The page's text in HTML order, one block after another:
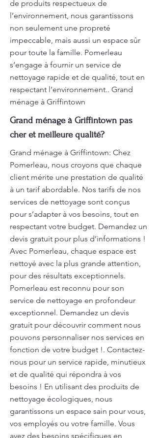
de produits respectueux de
l’environnement, nous garantissons
non seulement une propreté
impeccable, mais aussi un espace sûr
pour toute la famille. Pomerleau
s’engage à fournir un service de
nettoyage rapide et de qualité, tout en
respectant l’environnement.. Grand
ménage à Griffintown
Grand ménage à Griffintown pas
cher et meilleure qualité?
Grand ménage à Griffintown: Chez
Pomerleau, nous croyons que chaque
client mérite une prestation de qualité
à un tarif abordable. Nos tarifs de nos
services de nettoyage sont conçus
pour s’adapter à vos besoins, tout en
respectant votre budget. Demandez un
devis gratuit pour plus d’informations !
Avec Pomerleau, chaque espace est
nettoyé avec la plus grande attention,
pour des résultats exceptionnels.
Pomerleau est reconnu pour son
service de nettoyage en profondeur
exceptionnel. Demandez un devis
gratuit pour découvrir comment nous
pouvons personnaliser nos services en
fonction de votre budget !. Contactez-
nous pour un service rapide, minutieux
et de qualité qui répondra à vos
besoins ! En utilisant des produits de
nettoyage écologiques, nous
garantissons un espace sain pour vous,
vos employés ou votre famille. Vous
avez des besoins spécifiques en